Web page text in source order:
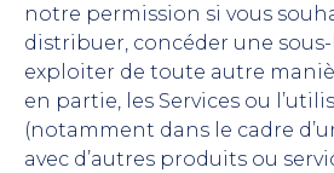
notre permission si vous
distribuer, concéder une
exploiter de toute autre
en partie, les Services ou
(notamment dans le cadre
avec d’autres produits ou